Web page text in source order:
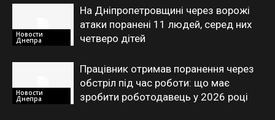
Новости
Днепра
На Дніпропетровщині через ворожі
атаки поранені 11 людей, серед них
четверо дітей
Новости
Днепра
Працівник отримав поранення через
обстріл під час роботи: що має
зробити роботодавець у 2026 році